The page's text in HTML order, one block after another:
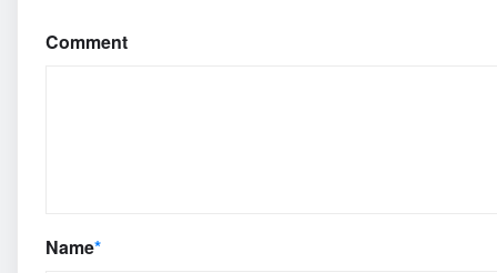
Comment
Name*